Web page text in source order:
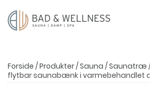
Forside /Produkter/Sauna /Saunatræ
flytbar saunabænk i varmebehandlet